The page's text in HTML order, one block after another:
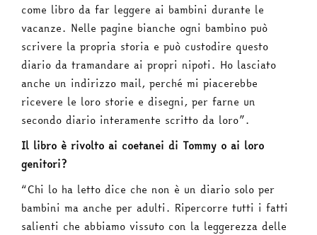
come libro da far leggere ai bambini durante le
vacanze. Nelle pagine bianche ogni bambino può
scrivere la propria storia e può custodire questo
diario da tramandare ai propri nipoti. Ho lasciato
anche un indirizzo mail, perché mi piacerebbe
ricevere le loro storie e disegni, per farne un
secondo diario interamente scritto da loro”.
Il libro è rivolto ai coetanei di Tommy o ai loro
genitori?
“Chi lo ha letto dice che non è un diario solo per
bambini ma anche per adulti. Ripercorre tutti i fatti
salienti che abbiamo vissuto con la leggerezza delle